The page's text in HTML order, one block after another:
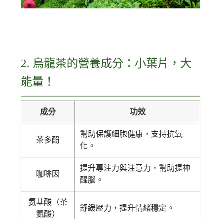
2. 烏龍茶的營養成分：小葉片，大
能量！
成分 功效
茶多酚
幫助保護細胞健康，支持抗氧
化。
咖啡因
提升專注力與注意力，幫助提神
醒腦。
氨基酸（茶
氨酸）
舒緩壓力，提升情緒穩定。